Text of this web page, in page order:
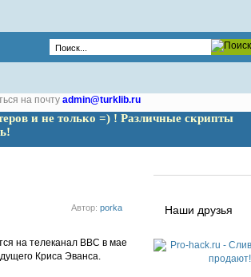
на почту admin@turklib.ru
и не только =) ! Различные скрипты
Автор:porka
Криса Эванса.
Наши друзья